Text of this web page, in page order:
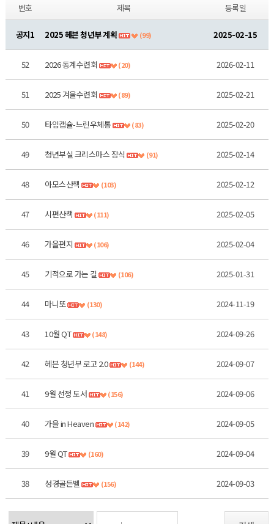
번호 제목 등록일
공지1 2025 헤븐 청년부 계획 (99) 2025-02-15
52 2026 동계수련회 (20) 2026-02-11
51 2025 겨울수련회 (89) 2025-02-21
50 타임캡슐-느린우체통 (83) 2025-02-20
49 청년부실 크리스마스 장식 (91) 2025-02-14
48 아모스산책 (103) 2025-02-12
47 시편산책 (111) 2025-02-05
46 가을편지 (106) 2025-02-04
45 기적으로 가는 길 (106) 2025-01-31
44 마니또 (130) 2024-11-19
43 10월 QT (148) 2024-09-26
42 헤븐 청년부 로고 2.0 (144) 2024-09-07
41 9월 선정 도서 (156) 2024-09-06
40 가을 in Heaven (142) 2024-09-05
39 9월 QT (160) 2024-09-04
38 성경골든벨 (156) 2024-09-03